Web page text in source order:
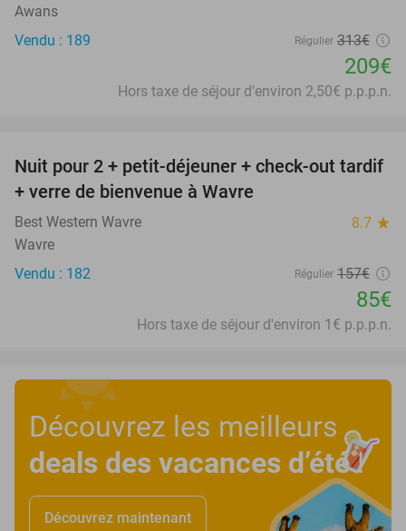
Awans
Vendu : 189
Régulier 313€
209€
Hors taxe de séjour d'environ 2,50€ p.p.p.n.
46%
Nuit pour 2 + petit-déjeuner + check-out tardif
+ verre de bienvenue à Wavre
Best Western Wavre 8.7 star
Wavre
Vendu : 182
Régulier 157€
85€
Hors taxe de séjour d'environ 1€ p.p.p.n.
Découvrez les meilleurs
deals des vacances d’été!
Découvrez maintenant